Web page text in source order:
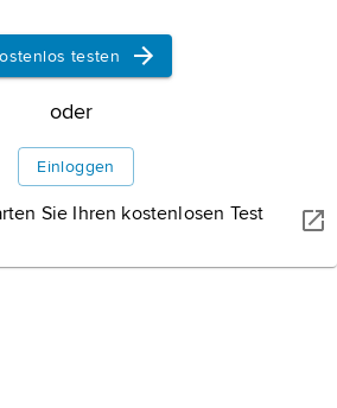
testen
oder
Einloggen
Sie Ihren kostenlosen Test